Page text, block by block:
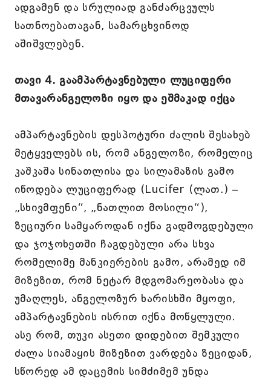
ადგამენ და სრულიად განძარცვულს
სათნოებათაგან, სამარცხვინოდ
აშიშვლებენ.
თავი 4. გაამპარტავნებული ლუციფერი
მთავარანგელოზი იყო და ეშმაკად იქცა
ამპარტავნების დესპოტური ძალის შესახებ
მეტყველებს ის, რომ ანგელოზი, რომელიც
კაშკაშა სინათლისა და სილამაზის გამო
იწოდება ლუციფერად (Lucifer (ლათ.) –
„სხივმფენი“, „ნათლით მოსილი“),
ზეციური სამყაროდან იქნა გადმოგდებული
და ჯოჯოხეთში ჩაგდებული არა სხვა
რომელიმე მანკიერების გამო, არამედ იმ
მიზეზით, რომ ნეტარ მდგომარეობასა და
უმაღლეს, ანგელოზურ ხარისხში მყოფი,
ამპარტავნების ისრით იქნა მოწყლული.
ასე რომ, თუკი ასეთი დიდებით შემკული
ძალა სიამაყის მიზეზით ვარდება ზეციდან,
სწორედ ამ დაცემის სიმძიმემ უნდა